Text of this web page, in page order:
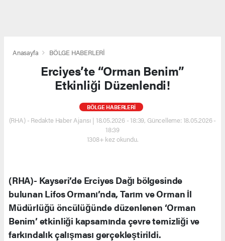
Anasayfa BÖLGE HABERLERİ
Erciyes’te “Orman Benim”
Etkinliği Düzenlendi!
BÖLGE HABERLERİ
(RHA) - Redakte Haber Ajansı | 18.05.2026 - 18:39, Güncelleme: 18.05.2026 -
18:39
1308+ kez okundu.
(RHA)- Kayseri’de Erciyes Dağı bölgesinde
bulunan Lifos Ormanı’nda, Tarım ve Orman İl
Müdürlüğü öncülüğünde düzenlenen ‘Orman
Benim’ etkinliği kapsamında çevre temizliği ve
farkındalık çalışması gerçekleştirildi.